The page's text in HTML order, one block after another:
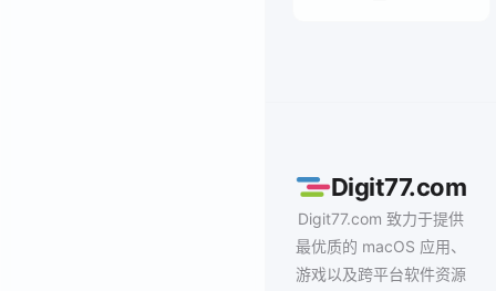
Digit77.com
Digit77.com 致力于提供
最优质的 macOS 应用、
游戏以及跨平台软件资源